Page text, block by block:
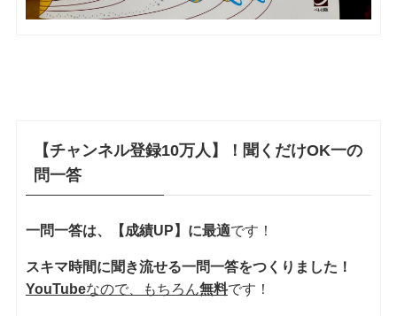
【チャンネル登録10万人】！聞くだけOK一の
問一答
一問一答は、【成績UP】に最適です！
スキマ時間に聞き流せる一問一答をつくりました！
YouTubeなので、もちろん無料です！